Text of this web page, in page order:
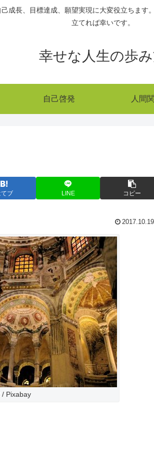
成長、目標達成、願望実現に大変役立ちま
立てれば幸いです。
幸せな人生の歩
自己啓発 人間
ブ LINE コピー
2017.10.19
/ Pixabay